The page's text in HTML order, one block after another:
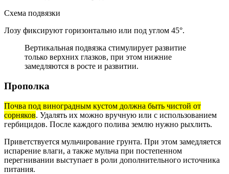
Схема подвязки
Лозу фиксируют горизонтально или под углом 45°.
Вертикальная подвязка стимулирует развитие
только верхних глазков, при этом нижние
замедляются в росте и развитии.
Прополка
Почва под виноградным кустом должна быть чистой от
сорняков. Удалять их можно вручную или с использованием
гербицидов. После каждого полива землю нужно рыхлить.
Приветствуется мульчирование грунта. При этом замедляется
испарение влаги, а также мульча при постепенном
перегнивании выступает в роли дополнительного источника
питания.